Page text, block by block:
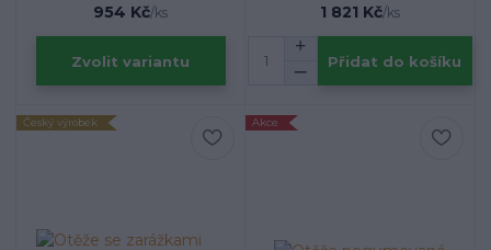
954 Kč/ks
Zvolit variantu
1 821 Kč/ks
Přidat do košíku
Český výrobek Akce